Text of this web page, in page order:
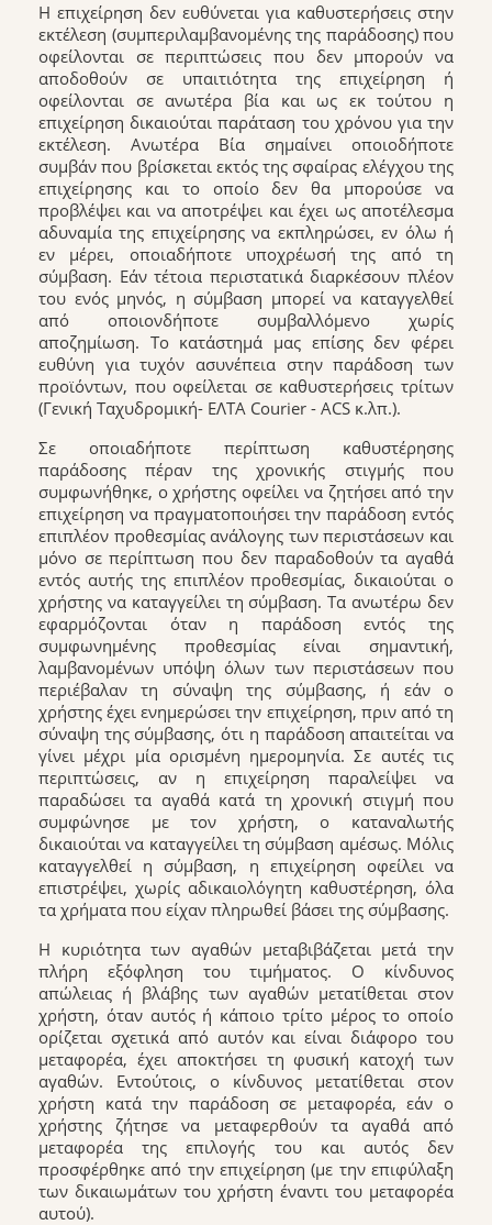
Η επιχείρηση δεν ευθύνεται για καθυστερήσεις στην
εκτέλεση (συμπεριλαμβανομένης της παράδοσης) που
οφείλονται σε περιπτώσεις που δεν μπορούν να
αποδοθούν σε υπαιτιότητα της επιχείρηση ή
οφείλονται σε ανωτέρα βία και ως εκ τούτου η
επιχείρηση δικαιούται παράταση του χρόνου για την
εκτέλεση. Ανωτέρα Βία σημαίνει οποιοδήποτε
συμβάν που βρίσκεται εκτός της σφαίρας ελέγχου της
επιχείρησης και το οποίο δεν θα μπορούσε να
προβλέψει και να αποτρέψει και έχει ως αποτέλεσμα
αδυναμία της επιχείρησης να εκπληρώσει, εν όλω ή
εν μέρει, οποιαδήποτε υποχρέωσή της από τη
σύμβαση. Εάν τέτοια περιστατικά διαρκέσουν πλέον
του ενός μηνός, η σύμβαση μπορεί να καταγγελθεί
από οποιονδήποτε συμβαλλόμενο χωρίς
αποζημίωση. Το κατάστημά μας επίσης δεν φέρει
ευθύνη για τυχόν ασυνέπεια στην παράδοση των
προϊόντων, που οφείλεται σε καθυστερήσεις τρίτων
(Γενική Ταχυδρομική- ΕΛΤΑ Courier - ACS κ.λπ.).
Σε οποιαδήποτε περίπτωση καθυστέρησης
παράδοσης πέραν της χρονικής στιγμής που
συμφωνήθηκε, ο χρήστης οφείλει να ζητήσει από την
επιχείρηση να πραγματοποιήσει την παράδοση εντός
επιπλέον προθεσμίας ανάλογης των περιστάσεων και
μόνο σε περίπτωση που δεν παραδοθούν τα αγαθά
εντός αυτής της επιπλέον προθεσμίας, δικαιούται ο
χρήστης να καταγγείλει τη σύμβαση. Τα ανωτέρω δεν
εφαρμόζονται όταν η παράδοση εντός της
συμφωνημένης προθεσμίας είναι σημαντική,
λαμβανομένων υπόψη όλων των περιστάσεων που
περιέβαλαν τη σύναψη της σύμβασης, ή εάν ο
χρήστης έχει ενημερώσει την επιχείρηση, πριν από τη
σύναψη της σύμβασης, ότι η παράδοση απαιτείται να
γίνει μέχρι μία ορισμένη ημερομηνία. Σε αυτές τις
περιπτώσεις, αν η επιχείρηση παραλείψει να
παραδώσει τα αγαθά κατά τη χρονική στιγμή που
συμφώνησε με τον χρήστη, ο καταναλωτής
δικαιούται να καταγγείλει τη σύμβαση αμέσως. Μόλις
καταγγελθεί η σύμβαση, η επιχείρηση οφείλει να
επιστρέψει, χωρίς αδικαιολόγητη καθυστέρηση, όλα
τα χρήματα που είχαν πληρωθεί βάσει της σύμβασης.
Η κυριότητα των αγαθών μεταβιβάζεται μετά την
πλήρη εξόφληση του τιμήματος. Ο κίνδυνος
απώλειας ή βλάβης των αγαθών μετατίθεται στον
χρήστη, όταν αυτός ή κάποιο τρίτο μέρος το οποίο
ορίζεται σχετικά από αυτόν και είναι διάφορο του
μεταφορέα, έχει αποκτήσει τη φυσική κατοχή των
αγαθών. Εντούτοις, ο κίνδυνος μετατίθεται στον
χρήστη κατά την παράδοση σε μεταφορέα, εάν ο
χρήστης ζήτησε να μεταφερθούν τα αγαθά από
μεταφορέα της επιλογής του και αυτός δεν
προσφέρθηκε από την επιχείρηση (με την επιφύλαξη
των δικαιωμάτων του χρήστη έναντι του μεταφορέα
αυτού).